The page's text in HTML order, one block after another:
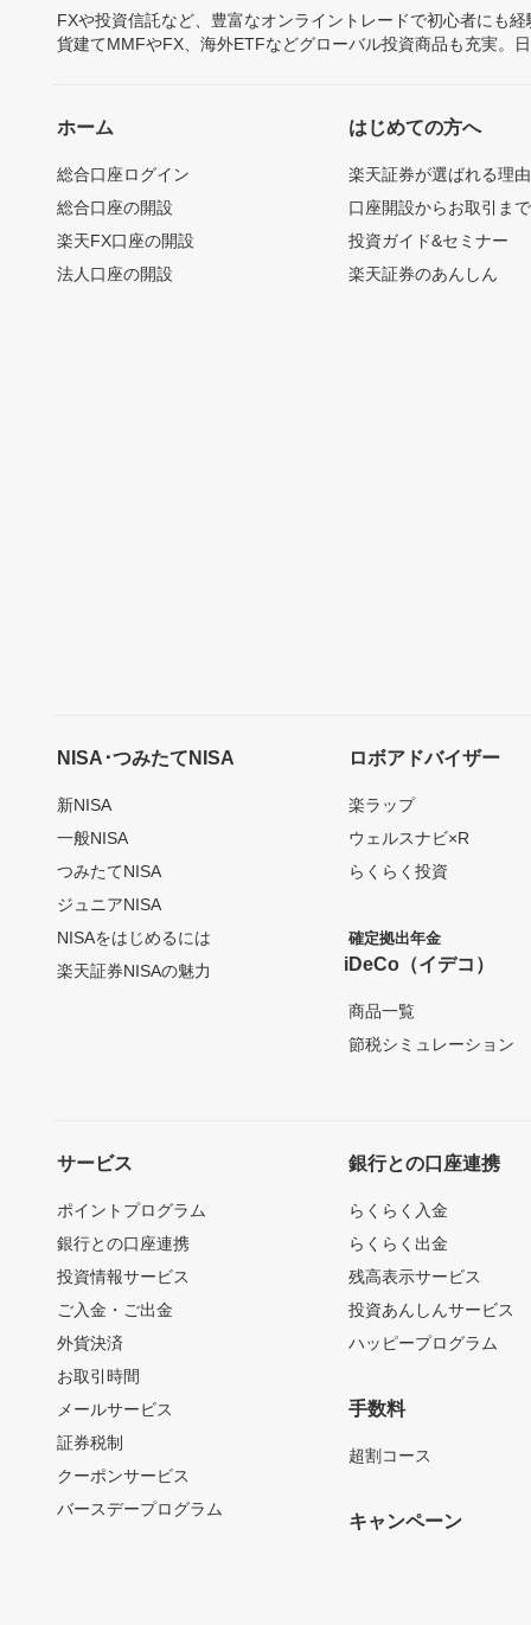
FXや投資信託など、豊富なオンライントレードで初心者にも
貨建てMMFやFX、海外ETFなどグローバル投資商品も充実。
ホーム
総合口座ログイン
総合口座の開設
楽天FX口座の開設
法人口座の開設
はじめての方へ
楽天証券が選ばれる理由
口座開設からお取引ま
投資ガイド&セミナー
楽天証券のあんしん
NISA･つみたてNISA
新NISA
一般NISA
つみたてNISA
ジュニアNISA
NISAをはじめるには
楽天証券NISAの魅力
ロボアドバイザー
楽ラップ
ウェルスナビ×R
らくらく投資
確定拠出年金
iDeCo（イデコ）
商品一覧
節税シミュレーション
サービス
ポイントプログラム
銀行との口座連携
投資情報サービス
ご入金・ご出金
外貨決済
お取引時間
メールサービス
証券税制
クーポンサービス
バースデープログラム
銀行との口座連携
らくらく入金
らくらく出金
残高表示サービス
投資あんしんサービス
ハッピープログラム
手数料
超割コース
キャンペーン